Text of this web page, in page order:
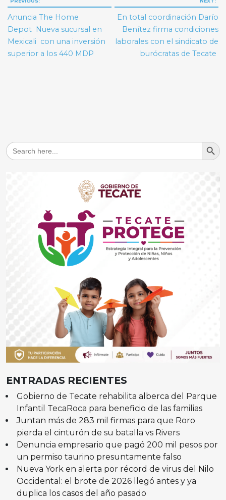
de
entradas
Anuncia The Home
Depot Nueva sucursal en
Mexicali con una inversión
superior a los 440 MDP
En total coordinación Darío
Benítez firma condiciones
laborales con el sindicato de
burócratas de Tecate
Search
for:
Search
ENTRADAS RECIENTES
Gobierno de Tecate rehabilita alberca del Parque
Infantil TecaRoca para beneficio de las familias
Juntan más de 283 mil firmas para que Roro
pierda el cinturón de su batalla vs Rivers
Denuncia empresario que pagó 200 mil pesos por
un permiso taurino presuntamente falso
Nueva York en alerta por récord de virus del Nilo
Occidental: el brote de 2026 llegó antes y ya
duplica los casos del año pasado